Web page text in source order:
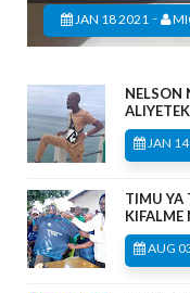
JAN 18 2021 -
NELSON
JAN
TIMU YA
AUG